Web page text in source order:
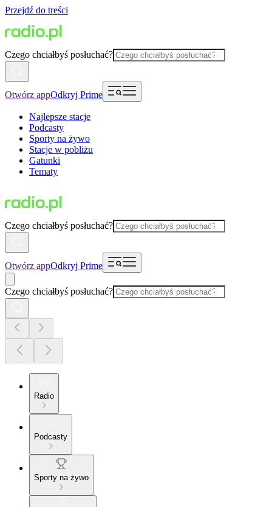
Przejdź do treści
Czego chciałbyś posłuchać?
Otwórz appOdkryj Prime
Najlepsze stacje
Podcasty
Sporty na żywo
Stacje w pobliżu
Gatunki
Tematy
Czego chciałbyś posłuchać?
Otwórz appOdkryj Prime
Czego chciałbyś posłuchać?
Radio
Podcasty
Sporty na żywo